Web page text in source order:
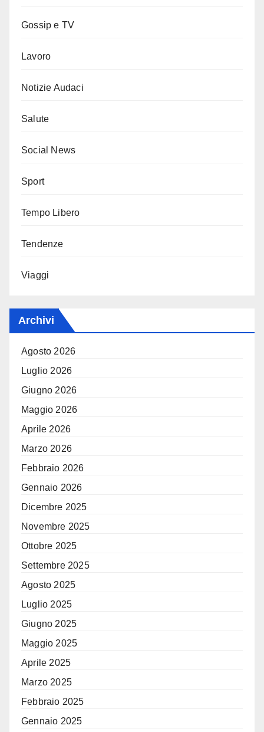
Gossip e TV
Lavoro
Notizie Audaci
Salute
Social News
Sport
Tempo Libero
Tendenze
Viaggi
Archivi
Agosto 2026
Luglio 2026
Giugno 2026
Maggio 2026
Aprile 2026
Marzo 2026
Febbraio 2026
Gennaio 2026
Dicembre 2025
Novembre 2025
Ottobre 2025
Settembre 2025
Agosto 2025
Luglio 2025
Giugno 2025
Maggio 2025
Aprile 2025
Marzo 2025
Febbraio 2025
Gennaio 2025